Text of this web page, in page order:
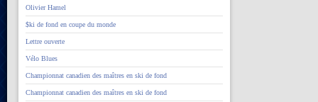
Olivier Hamel
$ki de fond en coupe du monde
Lettre ouverte
Vélo Blues
Championnat canadien des maîtres en ski de fond
Championnat canadien des maîtres en ski de fond